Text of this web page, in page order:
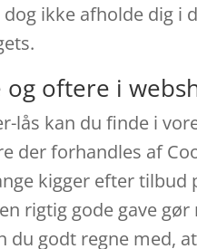
ikke afholde dig
oftere i
lås kan du finde i
der forhandles af
kigger efter
rigtig gode gave
du godt regne med,